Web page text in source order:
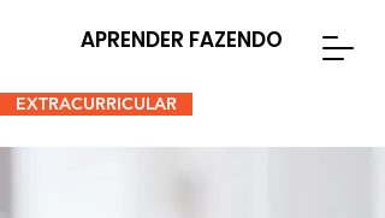
APRENDER FAZENDO
EXTRACURRICULAR